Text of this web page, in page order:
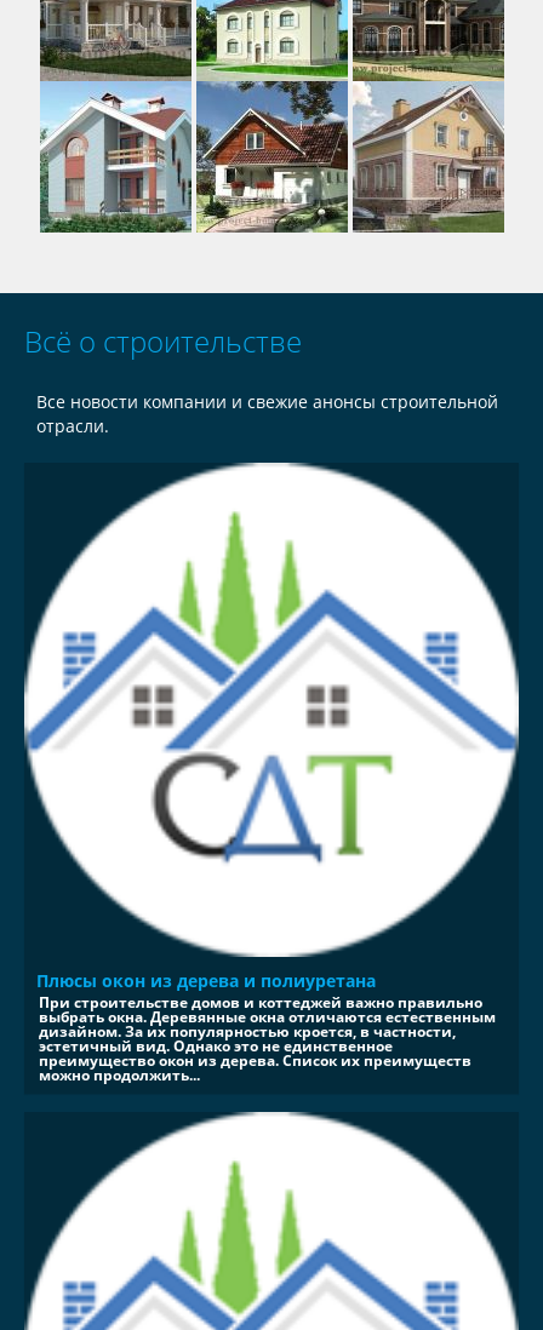
Всё о строительстве
Все новости компании и свежие анонсы строительной
отрасли.
Плюсы окон из дерева и полиуретана
При строительстве домов и коттеджей важно правильно
выбрать окна. Деревянные окна отличаются естественным
дизайном. За их популярностью кроется, в частности,
эстетичный вид. Однако это не единственное
преимущество окон из дерева. Список их преимуществ
можно продолжить...